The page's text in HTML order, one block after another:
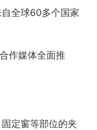
全球60多个国家
作媒体全面推
定窗等部位的夹